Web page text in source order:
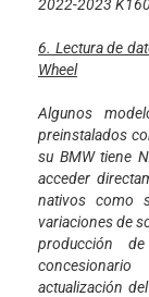
2022-2023
6. Lectura de
Wheel
Algunos
preinstalados
su BMW tiene
acceder
nativos como
variaciones de
producción
actualización